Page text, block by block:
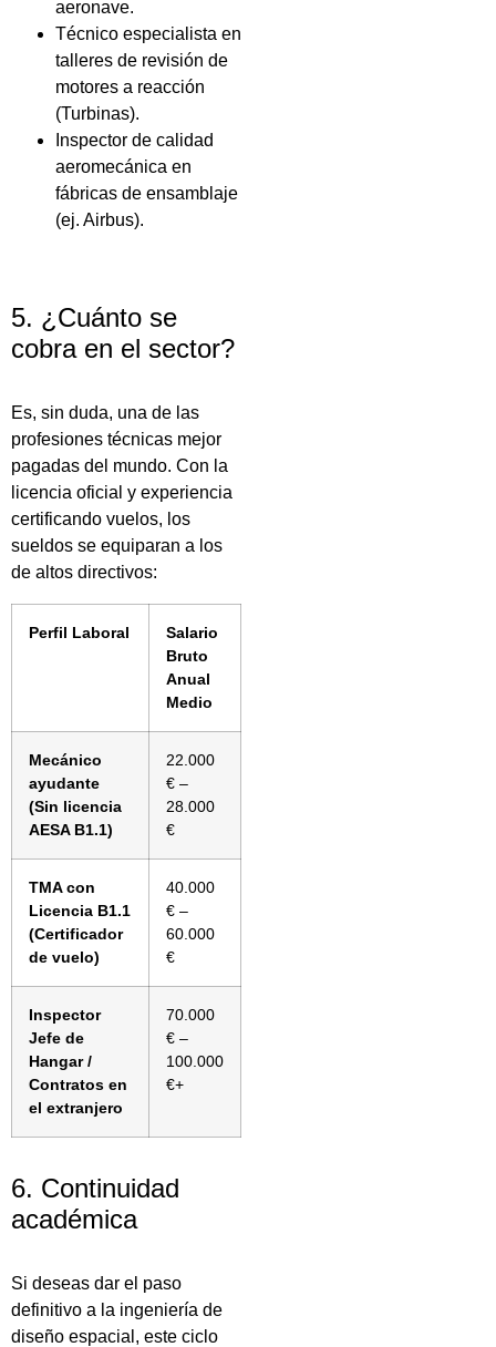
aeronave.
Técnico especialista en
talleres de revisión de
motores a reacción
(Turbinas).
Inspector de calidad
aeromecánica en
fábricas de ensamblaje
(ej. Airbus).
5. ¿Cuánto se
cobra en el sector?
Es, sin duda, una de las
profesiones técnicas mejor
pagadas del mundo. Con la
licencia oficial y experiencia
certificando vuelos, los
sueldos se equiparan a los
de altos directivos:
Perfil Laboral
Salario
Bruto
Anual
Medio
Mecánico
ayudante
(Sin licencia
AESA B1.1)
22.000
€ –
28.000
€
TMA con
Licencia B1.1
(Certificador
de vuelo)
40.000
€ –
60.000
€
Inspector
Jefe de
Hangar /
Contratos en
el extranjero
70.000
€ –
100.000
€+
6. Continuidad
académica
Si deseas dar el paso
definitivo a la ingeniería de
diseño espacial, este ciclo